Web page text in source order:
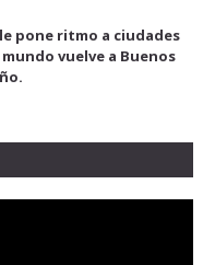
le pone ritmo a ciudades
vuelve a Buenos